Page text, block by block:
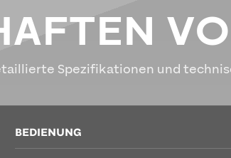
Spezifikationen und
BEDIENUNG